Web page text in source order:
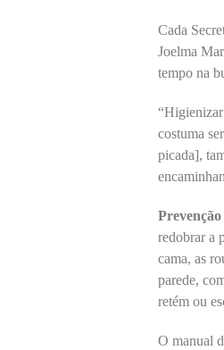
Cada
Joelma
tempo na
costuma
picada],
Prevenção
redobrar a
cama, as
parede,
retém ou
O manual